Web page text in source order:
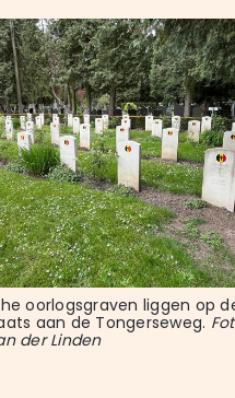
oorlogsgraven liggen op
aan de Tongerseweg.
der Linden